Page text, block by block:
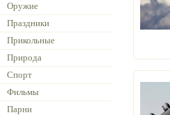
Оружие
Праздники
Прикольные
Природа
Спорт
Фильмы
Парни